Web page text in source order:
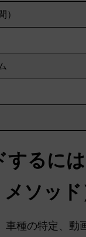
るに
ソッド
種の特定、動